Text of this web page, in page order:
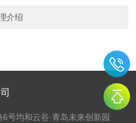
介绍
号均和云谷·青岛未来创新园